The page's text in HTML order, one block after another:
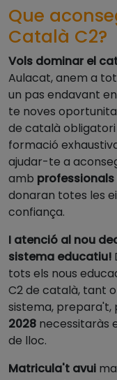
Que
Català C2?
Vols dominar el
Aulacat, anem a
un pas endavant
te noves
de català obligatori
formació
ajudar-te a
amb
donaran totes les
confiança.
I atenció al nou
sistema educatiu!
tots els nous
C2 de català, tant
sistema, prepara't,
2028 necessitaràs
de lloc.
Matricula't avui